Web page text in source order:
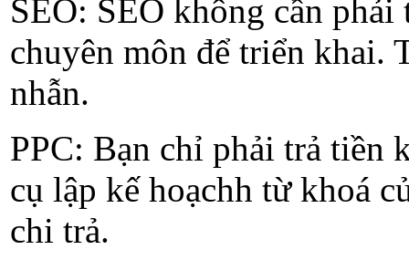
SEO: SEO không cần
chuyên môn để triển khai.
nhẫn.
PPC: Bạn chỉ phải trả tiền
cụ lập kế hoạchh từ khoá
chi trả.